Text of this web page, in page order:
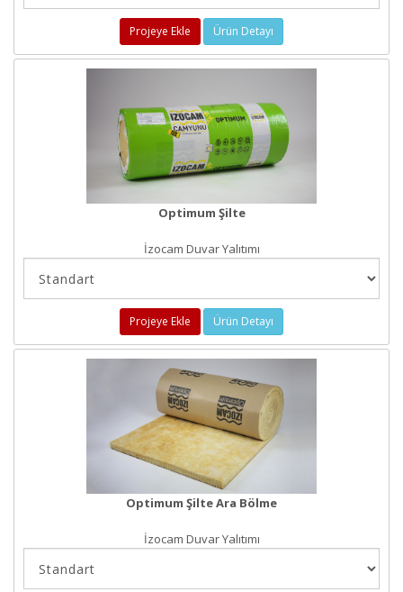
Projeye Ekle Ürün Detayı
Optimum Şilte
İzocam Duvar Yalıtımı
Projeye Ekle Ürün Detayı
Optimum Şilte Ara Bölme
İzocam Duvar Yalıtımı